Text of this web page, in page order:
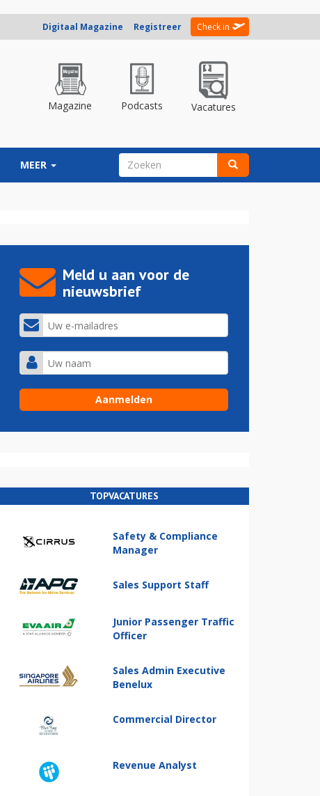
Digitaal Magazine Registreer Check in
Magazine Podcasts Vacatures
MEER ZOEKVELD
Meld u aan voor de
nieuwsbrief
TOPVACATURES
Safety & Compliance
Manager
Sales Support Staff
Junior Passenger Traffic
Officer
Sales Admin Executive
Benelux
Commercial Director
Revenue Analyst